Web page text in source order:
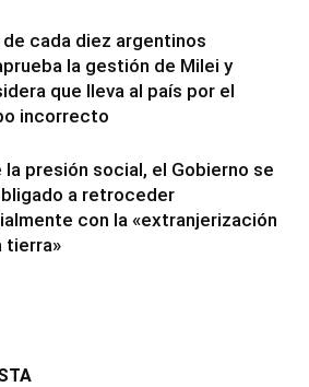
de cada diez argentinos
la gestión de Milei y
que lleva al país por el
incorrecto
la presión social, el Gobierno se
a retroceder
con la «extranjerización
tierra»